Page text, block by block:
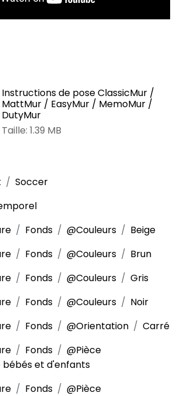
Instructions de pose ClassicMur /
MattMur / EasyMur / MemoMur /
DutyMur
Taille: 1.39 MB
Soccer
Fonds @Couleurs
Beige
Fonds @Couleurs
Brun
Fonds @Couleurs
Gris
Fonds @Couleurs
Noir
Fonds @Orientation
Carré
Fonds
@Pièce
et d'enfants
Fonds
@Pièce